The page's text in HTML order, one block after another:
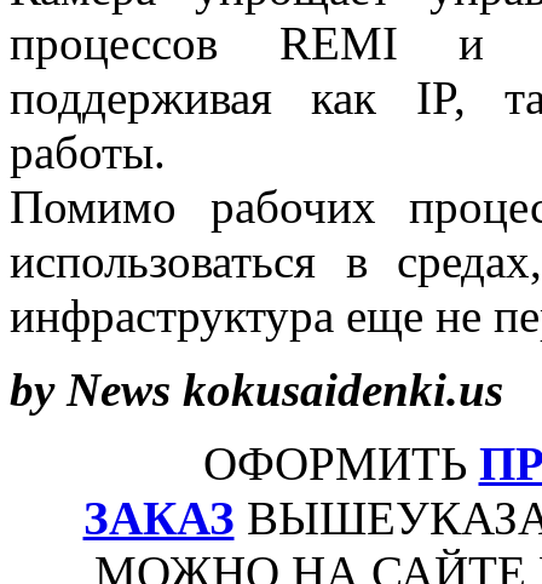
процессов REMI и
поддерживая как IP,
работы.
Помимо рабочих
использоваться в
инфраструктура еще не
by News kokusaidenki.us
ОФОРМИТЬ
ЗАКАЗ
МОЖНО НА